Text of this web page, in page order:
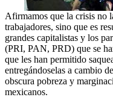
Afirmamos que la crisis no
trabajadores, sino que es
grandes capitalistas y los
(PRI, PAN, PRD) que se
que les han permitido
entregándoselas a cambio
obscura pobreza y
mexicanos.